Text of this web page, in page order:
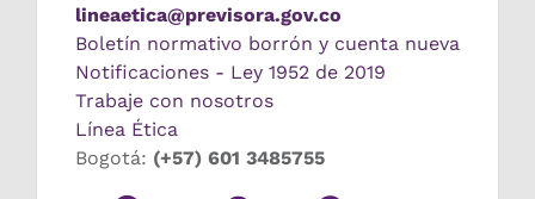
lineaetica@previsora.gov.co
Boletín normativo borrón y cuenta nueva
Notificaciones - Ley 1952 de 2019
Trabaje con nosotros
Línea Ética
Bogotá: (+57) 601 3485755